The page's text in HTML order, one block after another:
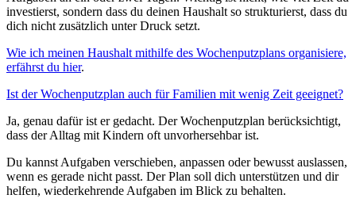
investierst, sondern dass du deinen Haushalt so strukturierst, dass du
dich nicht zusätzlich unter Druck setzt.
Wie ich meinen Haushalt mithilfe des Wochenputzplans organisiere,
erfährst du hier.
Ist der Wochenputzplan auch für Familien mit wenig Zeit geeignet?
Ja, genau dafür ist er gedacht. Der Wochenputzplan berücksichtigt,
dass der Alltag mit Kindern oft unvorhersehbar ist.
Du kannst Aufgaben verschieben, anpassen oder bewusst auslassen,
wenn es gerade nicht passt. Der Plan soll dich unterstützen und dir
helfen, wiederkehrende Aufgaben im Blick zu behalten.